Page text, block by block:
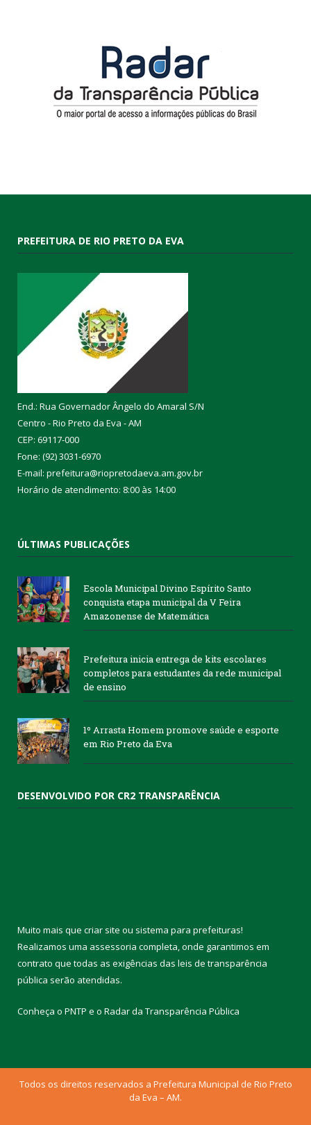
PREFEITURA DE RIO PRETO DA EVA
End.: Rua Governador Ângelo do Amaral S/N
Centro - Rio Preto da Eva - AM
CEP: 69117-000
Fone: (92) 3031-6970
E-mail: prefeitura@riopretodaeva.am.gov.br
Horário de atendimento: 8:00 às 14:00
ÚLTIMAS PUBLICAÇÕES
Escola Municipal Divino Espírito Santo
conquista etapa municipal da V Feira
Amazonense de Matemática
Prefeitura inicia entrega de kits escolares
completos para estudantes da rede municipal
de ensino
1º Arrasta Homem promove saúde e esporte
em Rio Preto da Eva
DESENVOLVIDO POR CR2 TRANSPARÊNCIA
Muito mais que criar site ou sistema para prefeituras!
Realizamos uma assessoria completa, onde garantimos em
contrato que todas as exigências das leis de transparência
pública serão atendidas.
Conheça o PNTP e o Radar da Transparência Pública
Todos os direitos reservados a Prefeitura Municipal de Rio Preto
da Eva – AM.